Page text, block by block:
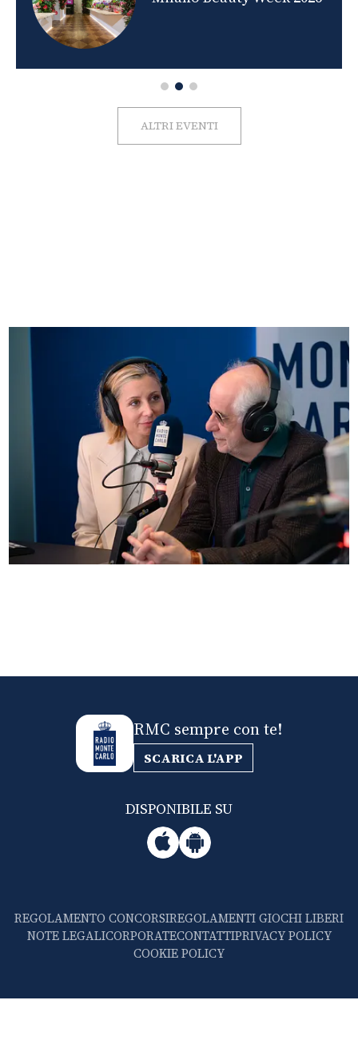
ALTRI EVENTI
RMC sempre con te!
SCARICA L'APP
DISPONIBILE SU
REGOLAMENTO CONCORSIREGOLAMENTI GIOCHI LIBERI
NOTE LEGALICORPORATECONTATTIPRIVACY POLICY
COOKIE POLICY